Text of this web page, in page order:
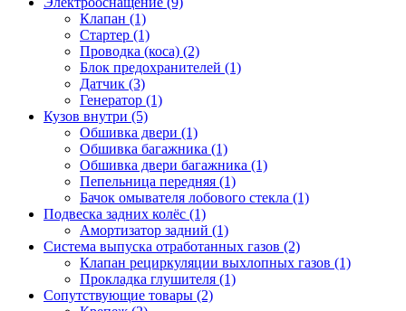
Клапан (1)
Стартер (1)
Проводка (коса) (2)
Блок предохранителей (1)
Датчик (3)
Генератор (1)
Кузов внутри (5)
Обшивка двери (1)
Обшивка багажника (1)
Обшивка двери багажника (1)
Пепельница передняя (1)
Бачок омывателя лобового стекла (1)
Подвеска задних колёс (1)
Амортизатор задний (1)
Система выпуска отработанных газов (2)
Клапан рециркуляции выхлопных газов (1)
Прокладка глушителя (1)
Сопутствующие товары (2)